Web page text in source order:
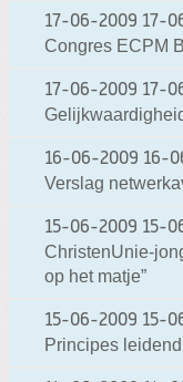
17-06-2009 17-
Congres ECPM
17-06-2009 17-
16-06-2009 16-
Verslag
15-06-2009 15-
ChristenUnie-
op het matje”
15-06-2009 15-
Principes